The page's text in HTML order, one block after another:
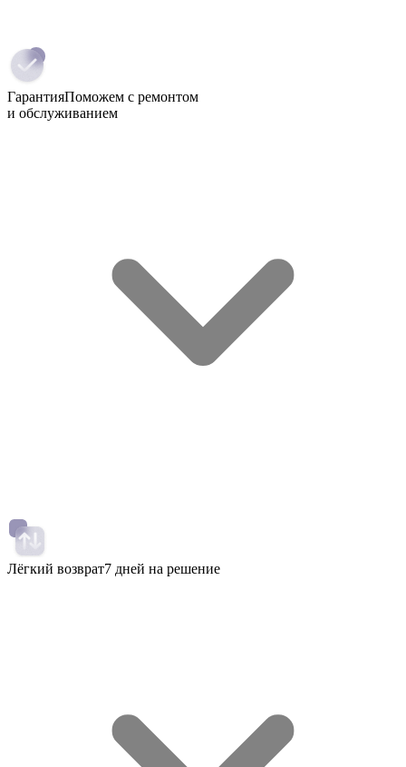
ГарантияПоможем с ремонтом
и обслуживанием
Лёгкий возврат7 дней на решение